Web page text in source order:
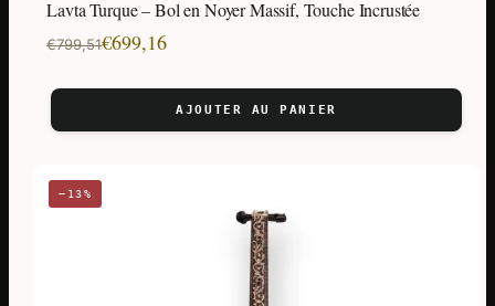
Lavta Turque – Bol en Noyer Massif, Touche Incrustée
€799,51
Le
initial
était :
€699,16
Le
actuel
est :
AJOUTER AU PANIER
−13%